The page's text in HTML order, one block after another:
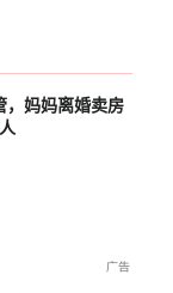
，妈妈离婚卖房
中